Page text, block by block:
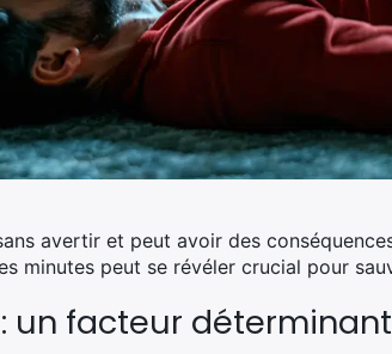
avertir et peut avoir des
minutes peut se révéler crucial pour
un facteur déterminant